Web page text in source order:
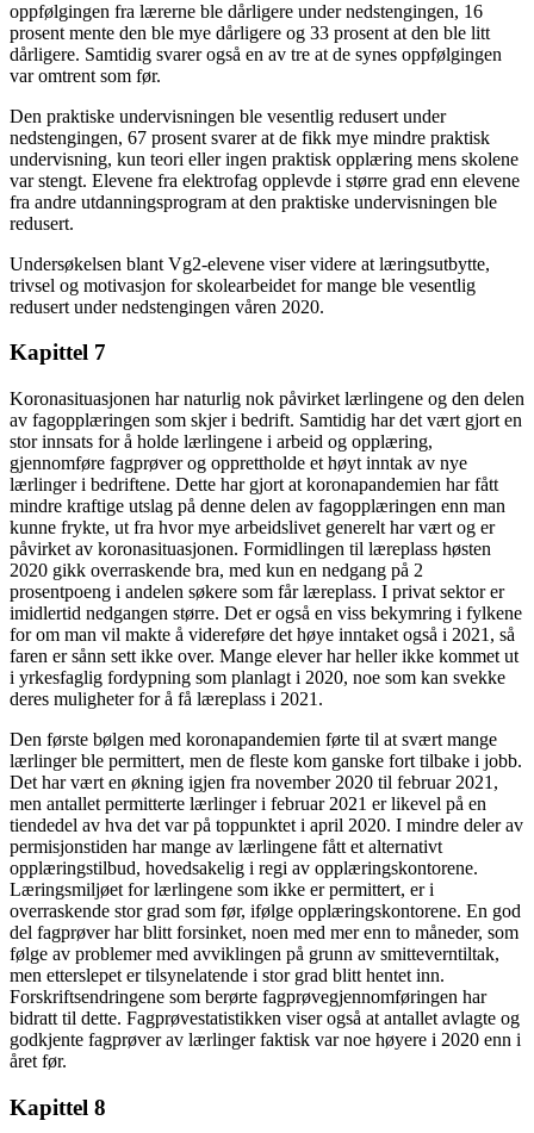
oppfølgingen fra lærerne ble dårligere under nedstengingen, 16
prosent mente den ble mye dårligere og 33 prosent at den ble litt
dårligere. Samtidig svarer også en av tre at de synes oppfølgingen
var omtrent som før.
Den praktiske undervisningen ble vesentlig redusert under
nedstengingen, 67 prosent svarer at de fikk mye mindre praktisk
undervisning, kun teori eller ingen praktisk opplæring mens skolene
var stengt. Elevene fra elektrofag opplevde i større grad enn elevene
fra andre utdanningsprogram at den praktiske undervisningen ble
redusert.
Undersøkelsen blant Vg2-elevene viser videre at læringsutbytte,
trivsel og motivasjon for skolearbeidet for mange ble vesentlig
redusert under nedstengingen våren 2020.
Kapittel 7
Koronasituasjonen har naturlig nok påvirket lærlingene og den delen
av fagopplæringen som skjer i bedrift. Samtidig har det vært gjort en
stor innsats for å holde lærlingene i arbeid og opplæring,
gjennomføre fagprøver og opprettholde et høyt inntak av nye
lærlinger i bedriftene. Dette har gjort at koronapandemien har fått
mindre kraftige utslag på denne delen av fagopplæringen enn man
kunne frykte, ut fra hvor mye arbeidslivet generelt har vært og er
påvirket av koronasituasjonen. Formidlingen til læreplass høsten
2020 gikk overraskende bra, med kun en nedgang på 2
prosentpoeng i andelen søkere som får læreplass. I privat sektor er
imidlertid nedgangen større. Det er også en viss bekymring i fylkene
for om man vil makte å videreføre det høye inntaket også i 2021, så
faren er sånn sett ikke over. Mange elever har heller ikke kommet ut
i yrkesfaglig fordypning som planlagt i 2020, noe som kan svekke
deres muligheter for å få læreplass i 2021.
Den første bølgen med koronapandemien førte til at svært mange
lærlinger ble permittert, men de fleste kom ganske fort tilbake i jobb.
Det har vært en økning igjen fra november 2020 til februar 2021,
men antallet permitterte lærlinger i februar 2021 er likevel på en
tiendedel av hva det var på toppunktet i april 2020. I mindre deler av
permisjonstiden har mange av lærlingene fått et alternativt
opplæringstilbud, hovedsakelig i regi av opplæringskontorene.
Læringsmiljøet for lærlingene som ikke er permittert, er i
overraskende stor grad som før, ifølge opplæringskontorene. En god
del fagprøver har blitt forsinket, noen med mer enn to måneder, som
følge av problemer med avviklingen på grunn av smitteverntiltak,
men etterslepet er tilsynelatende i stor grad blitt hentet inn.
Forskriftsendringene som berørte fagprøvegjennomføringen har
bidratt til dette. Fagprøvestatistikken viser også at antallet avlagte og
godkjente fagprøver av lærlinger faktisk var noe høyere i 2020 enn i
året før.
Kapittel 8